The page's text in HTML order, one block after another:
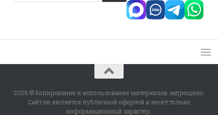
2026 © Копирование и использование материалов запрещено.
Сайт не является публичной офертой и несет только
информационный характер.